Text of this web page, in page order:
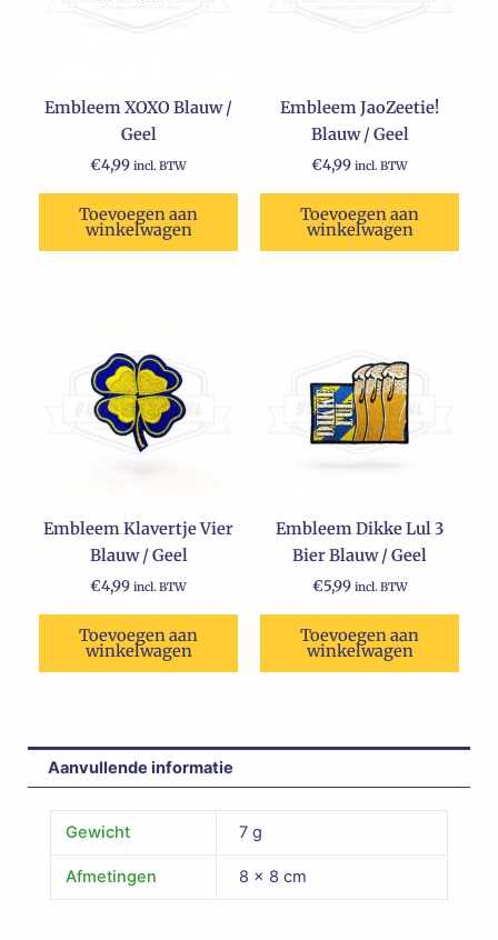
Embleem XOXO Blauw /
Geel
€4,99 incl. BTW
Toevoegen aan
winkelwagen
Embleem JaoZeetie!
Blauw / Geel
€4,99 incl. BTW
Toevoegen aan
winkelwagen
Embleem Klavertje Vier
Blauw / Geel
€4,99 incl. BTW
Toevoegen aan
winkelwagen
Embleem Dikke Lul 3
Bier Blauw / Geel
€5,99 incl. BTW
Toevoegen aan
winkelwagen
Aanvullende informatie
Gewicht 7 g
Afmetingen 8 × 8 cm